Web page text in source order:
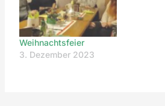
kennen gelernt, die
bereit sind uns zu
unterstützen. Diese
Seite hier soll unsere
Reichweite vergrößern
Weihnachtsfeier
3. Dezember 2023